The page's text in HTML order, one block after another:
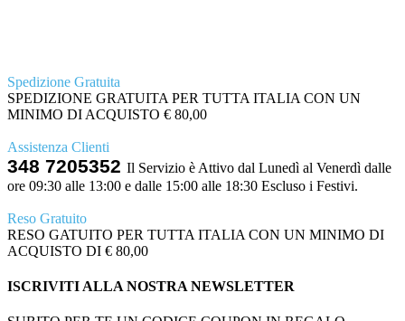
Spedizione Gratuita
SPEDIZIONE GRATUITA PER TUTTA ITALIA CON UN
MINIMO DI ACQUISTO € 80,00
Assistenza Clienti
348 7205352 Il Servizio è Attivo dal Lunedì al Venerdì dalle
ore 09:30 alle 13:00 e dalle 15:00 alle 18:30 Escluso i Festivi.
Reso Gratuito
RESO GATUITO PER TUTTA ITALIA CON UN MINIMO DI
ACQUISTO DI € 80,00
ISCRIVITI ALLA NOSTRA NEWSLETTER